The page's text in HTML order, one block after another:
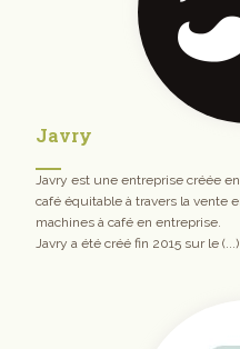
Javry
Javry est une entreprise créée
café équitable à travers la vente
machines à café en entreprise.
Javry a été créé fin 2015 sur le (...)